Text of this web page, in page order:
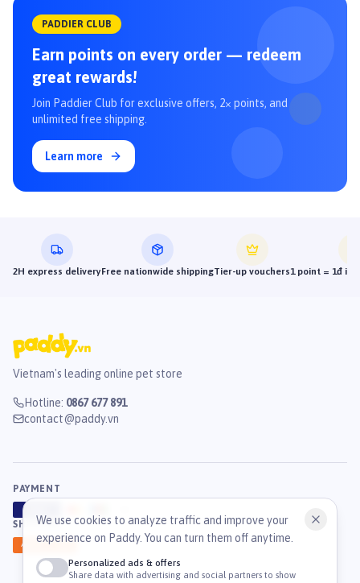
PADDIER CLUB
Earn points on every order — redeem
great rewards!
Join Paddier Club for exclusive offers, 2× points, and
unlimited free shipping.
Learn more
2H express deliveryFree nationwide shippingTier-up vouchers1 point = 1đ
Vietnam's leading online pet store
Hotline: 0867 677 891
contact@paddy.vn
PAYMENT
SHIPPING
Ahamove
We use cookies to analyze traffic and improve your
experience on Paddy. You can turn them off anytime.
Personalized ads & offers
Share data with advertising and social partners to show